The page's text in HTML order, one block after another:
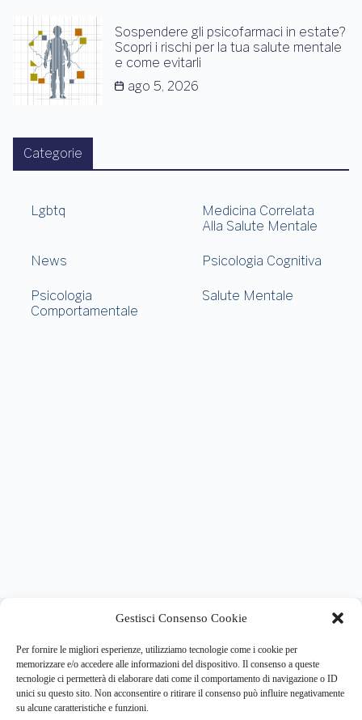
Gestisci Consenso Cookie
Per fornire le migliori esperienze, utilizziamo tecnologie come i cookie per
memorizzare e/o accedere alle informazioni del dispositivo. Il consenso a queste
tecnologie ci permetterà di elaborare dati come il comportamento di navigazione o ID
unici su questo sito. Non acconsentire o ritirare il consenso può influire negativamente
su alcune caratteristiche e funzioni.
Sospendere gli psicofarmaci in estate?
Scopri i rischi per la tua salute mentale
e come evitarli
ago 5, 2026
Categorie
Lgbtq
Medicina Correlata
Alla Salute Mentale
News Psicologia Cognitiva
Psicologia
Comportamentale
Salute Mentale
psicologia e salute mentale.
Address:
VIA USODIMARE 3 - 37138 - VERONA (VR)